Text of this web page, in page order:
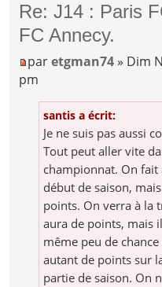
Re: J14 : Paris
FC Annecy.
paretgman74 » Dim
pm
santis a écrit:
Je ne suis pas aussi
Tout peut aller vite
championnat. On fait
début de saison,
points. On verra à la
aura de points, mais
même peu de
autant de points sur
partie de saison. On